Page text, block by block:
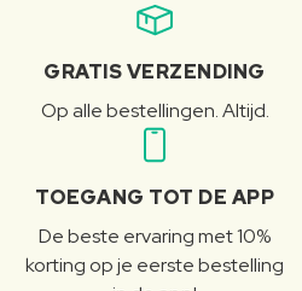
GRATIS VERZENDING
Op alle bestellingen. Altijd.
TOEGANG TOT DE APP
De beste ervaring met 10%
korting op je eerste bestelling